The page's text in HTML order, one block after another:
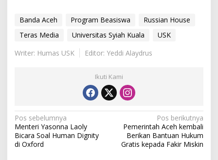
Banda Aceh Program Beasiswa
Russian House
Teras Media
Universitas Syiah Kuala
USK
Writer: Humas USK
Editor: Yeddi Alaydrus
Ikuti Kami
N
a
v
Pos sebelumnya
Menteri Yasonna Laoly
Bicara Soal Human Dignity
di Oxford
Pos berikutnya
Pemerintah Aceh kembali
Berikan Bantuan Hukum
Gratis kepada Fakir Miskin